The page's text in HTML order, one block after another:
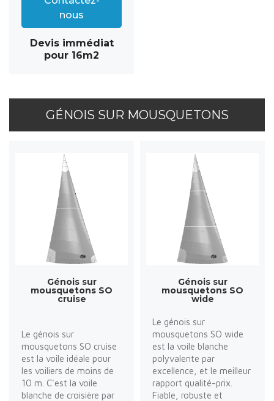
nous
Devis immédiat
pour 16m2
GÉNOIS SUR MOUSQUETONS
Génois sur
mousquetons SO
cruise
Le génois sur
mousquetons SO cruise
est la voile idéale pour
les voiliers de moins de
10 m. C'est la voile
blanche de croisière par
Génois sur
mousquetons SO
wide
Le génois sur
mousquetons SO wide
est la voile blanche
polyvalente par
excellence, et le meilleur
rapport qualité-prix.
Fiable, robuste et